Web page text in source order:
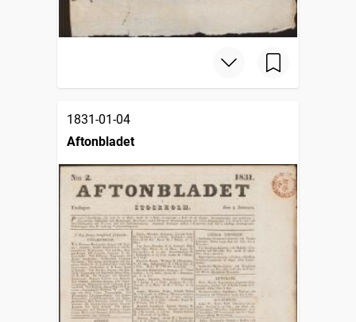
1831-01-04
Aftonbladet